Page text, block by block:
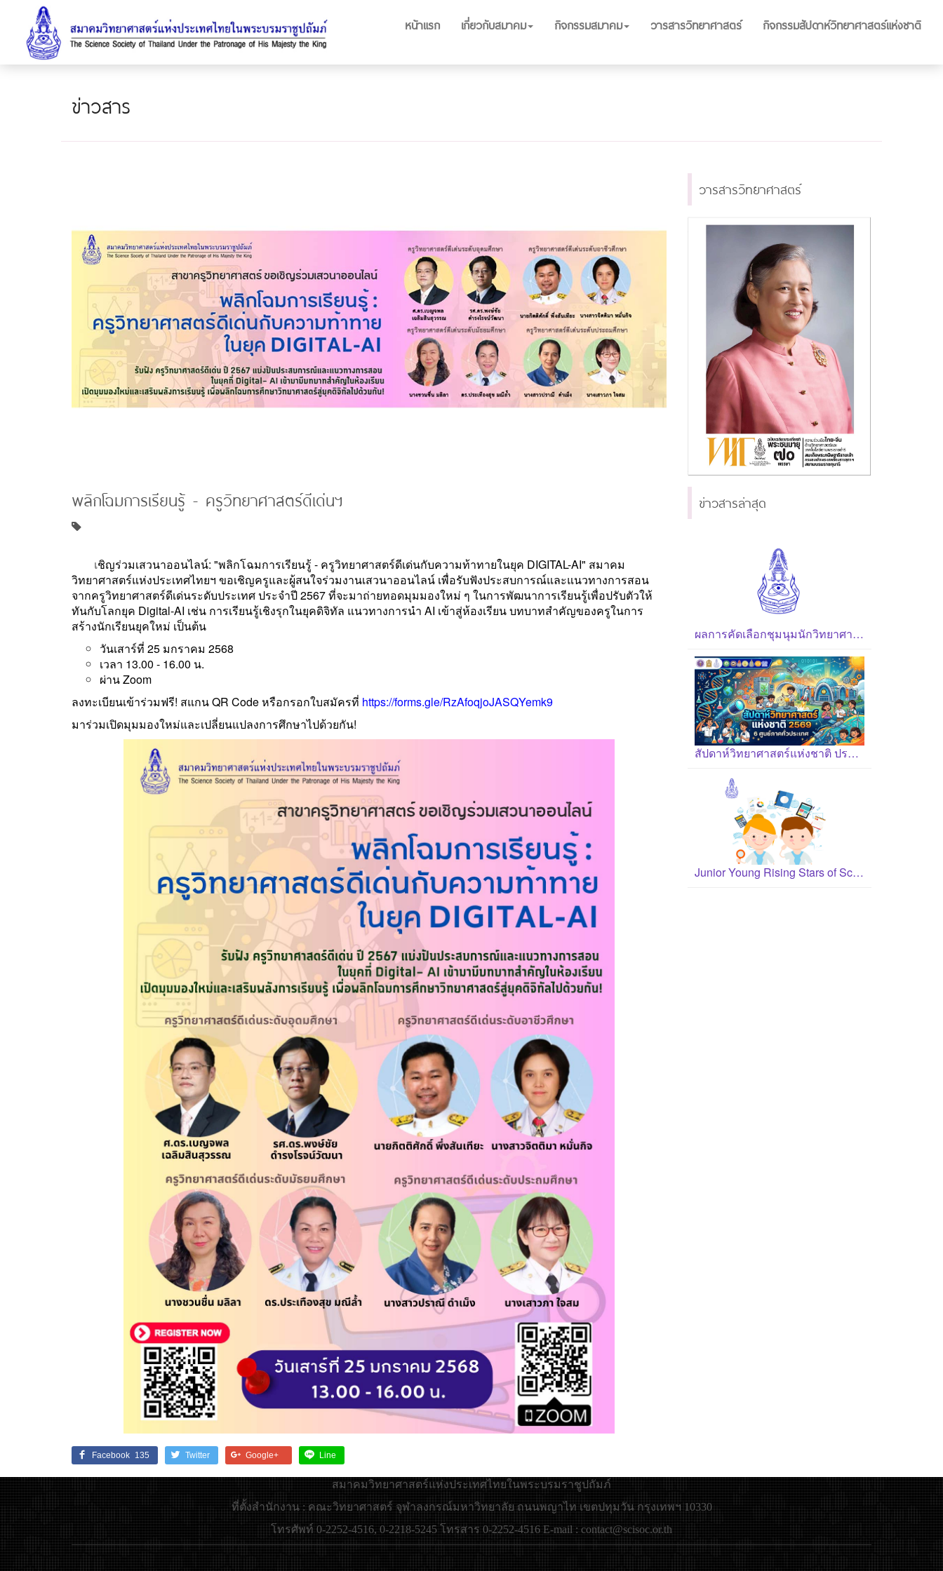
หน้าแรก เกี่ยวกับสมาคม กิจกรรมสมาคม วารสารวิทยาศาสตร์ กิจกรรมสัปดาห์วิทยาศาสตร์แห่งชาติ
ข่าวสาร
พลิกโฉมการเรียนรู้ - ครูวิทยาศาสตร์ดีเด่นฯ
เชิญร่วมเสวนาออนไลน์: "พลิกโฉมการเรียนรู้ - ครูวิทยาศาสตร์ดีเด่นกับความท้าทายในยุค DIGITAL-AI" สมาคม
วิทยาศาสตร์แห่งประเทศไทยฯ ขอเชิญครูและผู้สนใจร่วมงานเสวนาออนไลน์ เพื่อรับฟังประสบการณ์และแนวทางการสอน
จากครูวิทยาศาสตร์ดีเด่นระดับประเทศ ประจำปี 2567 ที่จะมาถ่ายทอดมุมมองใหม่ ๆ ในการพัฒนาการเรียนรู้เพื่อปรับตัวให้
ทันกับโลกยุค Digital-AI เช่น การเรียนรู้เชิงรุกในยุคดิจิทัล แนวทางการนำ AI เข้าสู่ห้องเรียน บทบาทสำคัญของครูในการ
สร้างนักเรียนยุคใหม่ เป็นต้น
วันเสาร์ที่ 25 มกราคม 2568
เวลา 13.00 - 16.00 น.
ผ่าน Zoom
ลงทะเบียนเข้าร่วมฟรี! สแกน QR Code หรือกรอกใบสมัครที่ https://forms.gle/RzAfoqjoJASQYemk9
มาร่วมเปิดมุมมองใหม่และเปลี่ยนแปลงการศึกษาไปด้วยกัน!
Facebook 135 Twitter Google+ Line
วารสารวิทยาศาสตร์
ข่าวสารล่าสุด
ผลการคัดเลือกชุมนุมนักวิทยาศาสตร์รุ่นเยาว์ ปี 2569
สัปดาห์วิทยาศาสตร์แห่งชาติ ประจำปี 2569
Junior Young Rising Stars of Science Award 2026
สมาคมวิทยาศาสตร์แห่งประเทศไทยในพระบรมราชูปถัมภ์
ที่ตั้งสำนักงาน : คณะวิทยาศาสตร์ จุฬาลงกรณ์มหาวิทยาลัย ถนนพญาไท เขตปทุมวัน กรุงเทพฯ 10330
โทรศัพท์ 0-2252-4516, 0-2218-5245 โทรสาร 0-2252-4516 E-mail : contact@scisoc.or.th